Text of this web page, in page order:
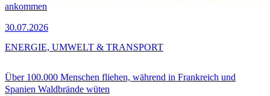
ankommen
30.07.2026
Über 100.000 Menschen fliehen, während in Frankreich und
Spanien Waldbrände wüten
ENERGIE, UMWELT & TRANSPORT